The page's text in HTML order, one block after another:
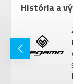
História a